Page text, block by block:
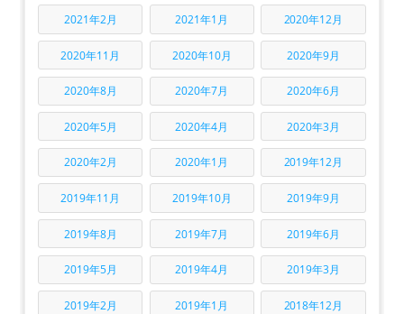
2021年2月 2021年1月 2020年12月
2020年11月 2020年10月 2020年9月
2020年8月 2020年7月 2020年6月
2020年5月 2020年4月 2020年3月
2020年2月 2020年1月 2019年12月
2019年11月 2019年10月 2019年9月
2019年8月 2019年7月 2019年6月
2019年5月 2019年4月 2019年3月
2019年2月 2019年1月 2018年12月